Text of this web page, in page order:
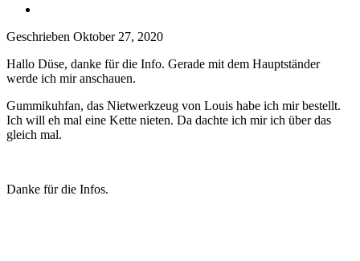
Geschrieben Oktober 27, 2020
Hallo Düse, danke für die Info. Gerade mit dem Hauptständer
werde ich mir anschauen.
Gummikuhfan, das Nietwerkzeug von Louis habe ich mir bestellt.
Ich will eh mal eine Kette nieten. Da dachte ich mir ich über das
gleich mal.
Danke für die Infos.